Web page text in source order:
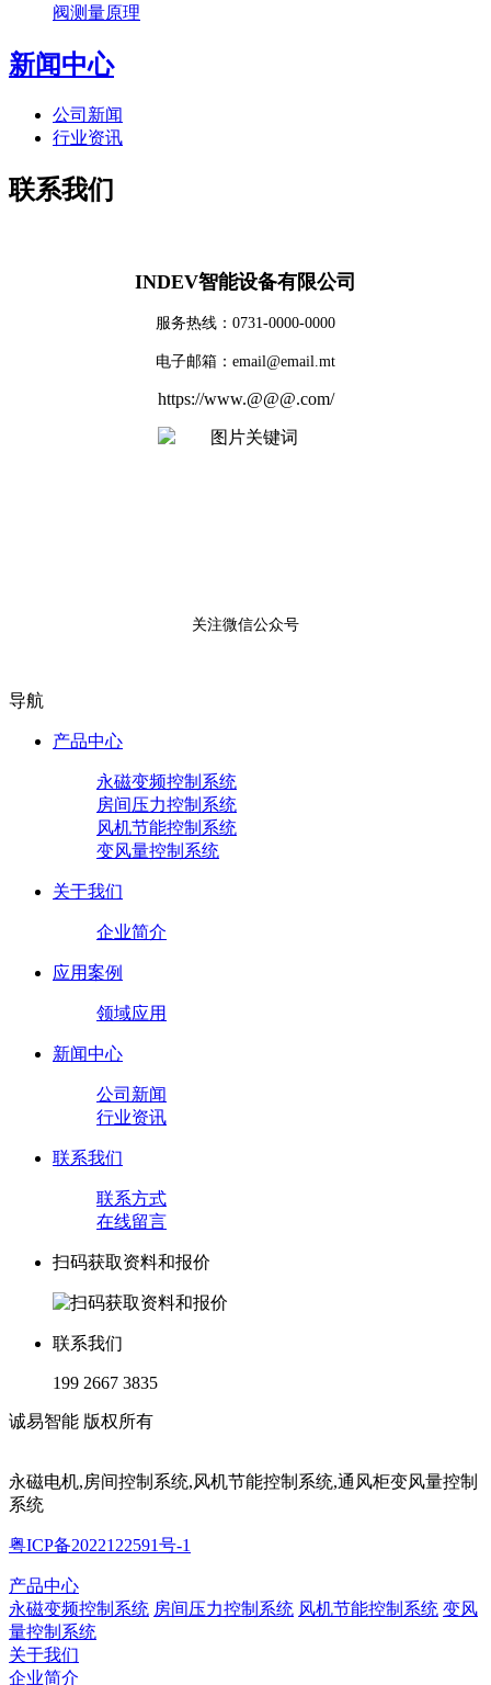
阀测量原理
新闻中心
公司新闻
行业资讯
联系我们
INDEV智能设备有限公司
服务热线：0731-0000-0000
电子邮箱：email@email.mt
https://www.@@@.com/
关注微信公众号
导航
产品中心
永磁变频控制系统
房间压力控制系统
风机节能控制系统
变风量控制系统
关于我们
企业简介
应用案例
领域应用
新闻中心
公司新闻
行业资讯
联系我们
联系方式
在线留言
扫码获取资料和报价
联系我们
199 2667 3835
诚易智能 版权所有
永磁电机,房间控制系统,风机节能控制系统,通风柜变风量控制
系统
粤ICP备2022122591号-1
产品中心
永磁变频控制系统 房间压力控制系统 风机节能控制系统 变风
量控制系统
关于我们
企业简介